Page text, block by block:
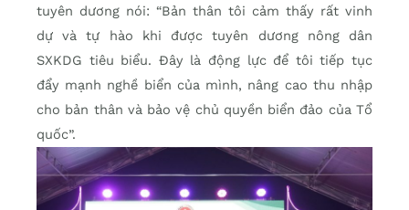
tuyên dương nói: “Bản thân tôi cảm thấy rất vinh
dự và tự hào khi được tuyên dương nông dân
SXKDG tiêu biểu. Đây là động lực để tôi tiếp tục
đẩy mạnh nghề biển của mình, nâng cao thu nhập
cho bản thân và bảo vệ chủ quyền biển đảo của Tổ
quốc”.